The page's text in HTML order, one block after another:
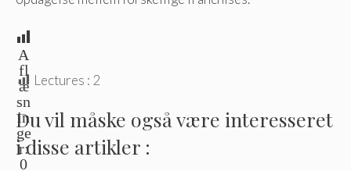
A
fl
æ
sn
in
ge
r:
0
Lectures : 2
Du vil måske også være interesseret
i disse artikler :